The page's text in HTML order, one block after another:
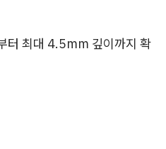
터 최대 4.5mm 깊이까지 확